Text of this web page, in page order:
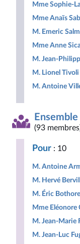
Mme Sophie-
Mme Anaïs
M. Emeric
Mme Anne
M. Jean-
M. Lionel Tivoli
M. Antoine
(93
Pour : 10
M. Antoine
M. Hervé
M. Éric Bothorel
Mme Eléonore
M. Jean-Marie
M. Jean-Luc